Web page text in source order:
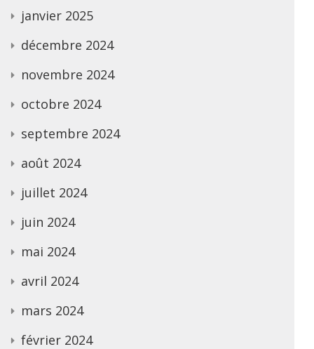
janvier 2025
décembre 2024
novembre 2024
octobre 2024
septembre 2024
août 2024
juillet 2024
juin 2024
mai 2024
avril 2024
mars 2024
février 2024